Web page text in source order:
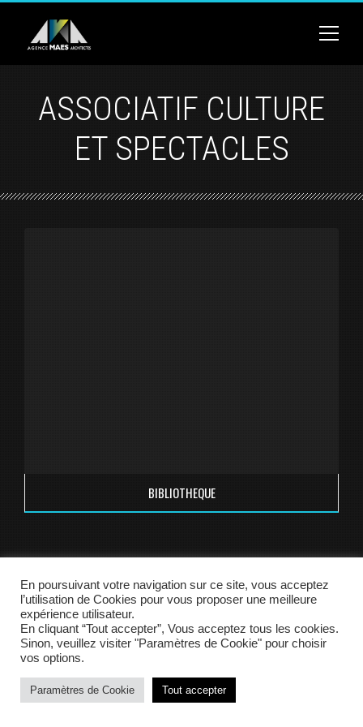
ASSOCIATIF CULTURE
ET SPECTACLES
BIBLIOTHEQUE
Tous droits réservés - Agence Maes Architecte 1998-2024 -Mentions Légales
Politique de confidentialité
By Omsolution
En poursuivant votre navigation sur ce site, vous acceptez
l’utilisation de Cookies pour vous proposer une meilleure
expérience utilisateur.
En cliquant “Tout accepter”, Vous acceptez tous les cookies.
Sinon, veuillez visiter "Paramètres de Cookie" pour choisir
vos options.
Paramètres de Cookie Tout accepter